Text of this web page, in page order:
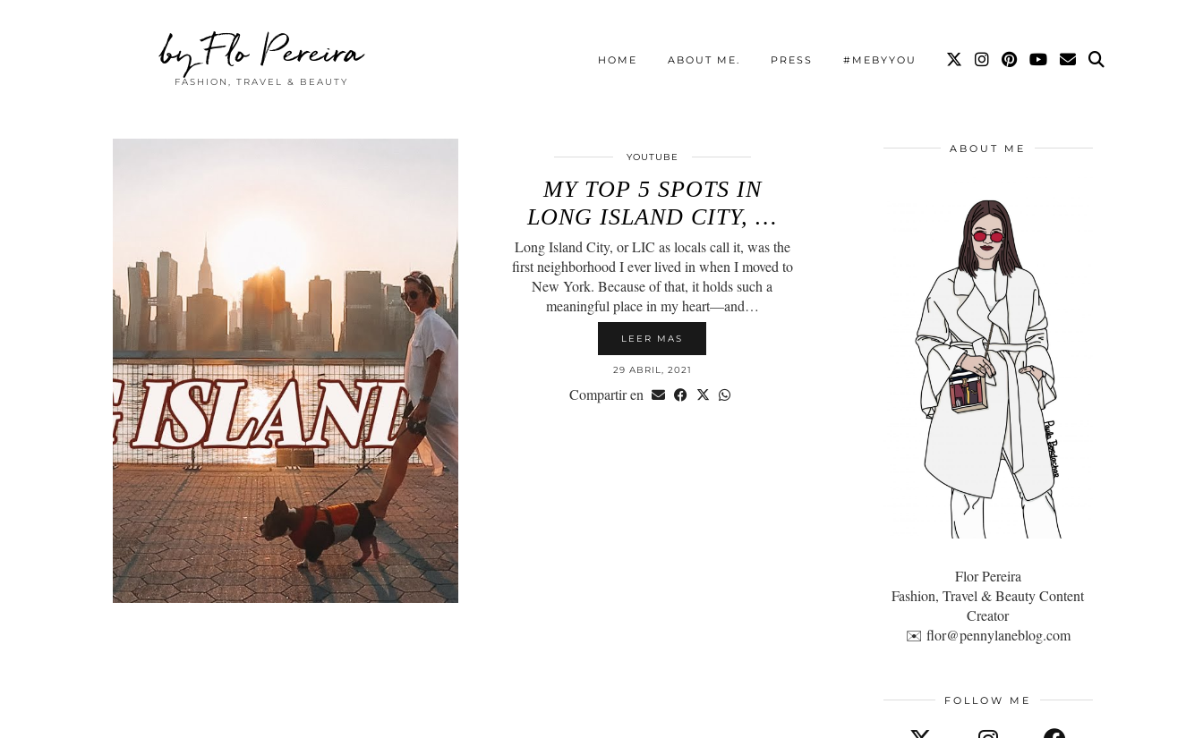
by Flo Pereira
FASHION, TRAVEL & BEAUTY
HOME ABOUT ME. PRESS #MEBYYOU
YOUTUBE
MY TOP 5 SPOTS IN
LONG ISLAND CITY, …
Long Island City, or LIC as locals call it, was the
first neighborhood I ever lived in when I moved to
New York. Because of that, it holds such a
meaningful place in my heart—and…
LEER MAS
29 ABRIL, 2021
Compartir en
ABOUT ME
Flor Pereira
Fashion, Travel & Beauty Content
Creator
✉️ flor@pennylaneblog.com
FOLLOW ME